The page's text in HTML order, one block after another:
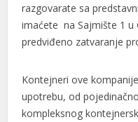
razgovarate sa
imaćete na Sajmište 1 u
predviđeno zatvaranje
Kontejneri ove
upotrebu, od
kompleksnog